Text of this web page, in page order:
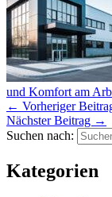
und Komfort am
← Vorheriger
Nächster Beitrag →
Suchen nach:
Kategorien